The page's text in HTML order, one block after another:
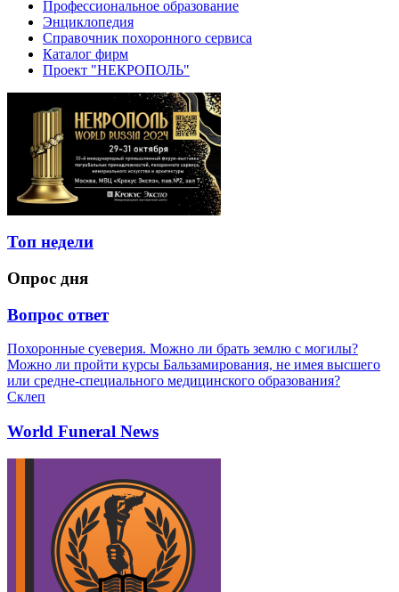
Профессиональное образование
Энциклопедия
Справочник похоронного сервиса
Каталог фирм
Проект "НЕКРОПОЛЬ"
Топ недели
Опрос дня
Вопрос ответ
Похоронные суеверия. Можно ли брать землю с могилы?
Можно ли пройти курсы Бальзамирования, не имея высшего
или средне-специального медицинского образования?
Склеп
World Funeral News